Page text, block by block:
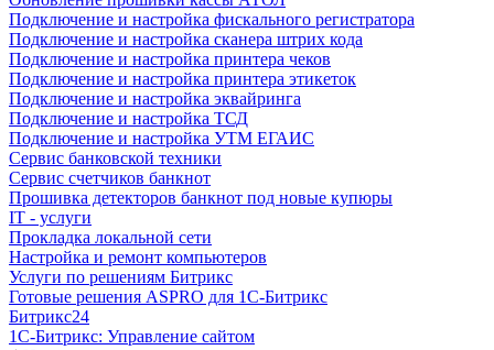
Подключение и настройка фискального регистратора
Подключение и настройка сканера штрих кода
Подключение и настройка принтера чеков
Подключение и настройка принтера этикеток
Подключение и настройка эквайринга
Подключение и настройка ТСД
Подключение и настройка УТМ ЕГАИС
Сервис банковской техники
Сервис счетчиков банкнот
Прошивка детекторов банкнот под новые купюры
IT - услуги
Прокладка локальной сети
Настройка и ремонт компьютеров
Услуги по решениям Битрикс
Готовые решения ASPRO для 1С-Битрикс
Битрикс24
1С-Битрикс: Управление сайтом